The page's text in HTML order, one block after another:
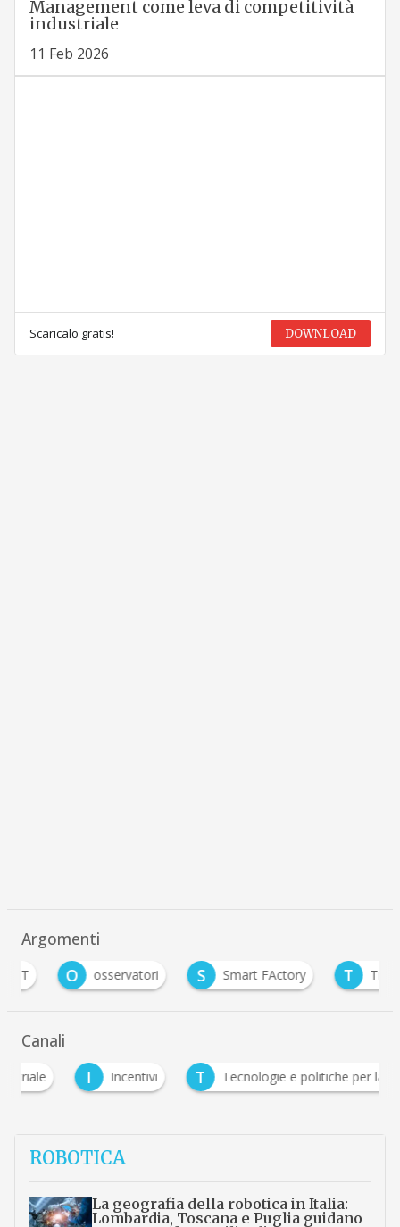
Management come leva di competitività
industriale
11 Feb 2026
Scaricalo gratis! DOWNLOAD
Argomenti
O
osservatori S Smart FActory T
Canali
I
Incentivi T Tecnologie e politiche per la
ROBOTICA
La geografia della robotica in Italia:
Lombardia, Toscana e Puglia guidano